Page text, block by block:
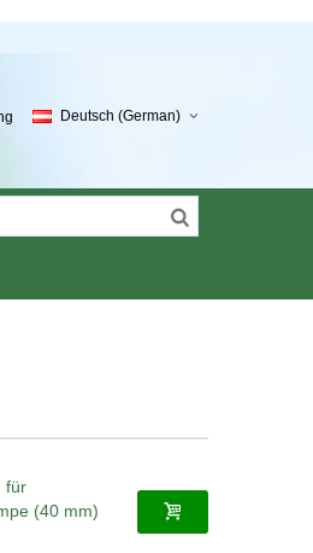
Deutsch (German)
für
(40 mm)